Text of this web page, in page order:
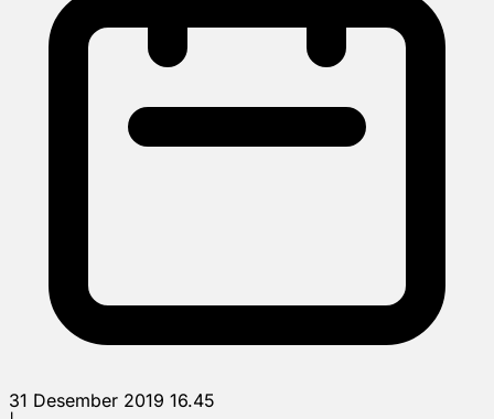
31 Desember 2019 16.45